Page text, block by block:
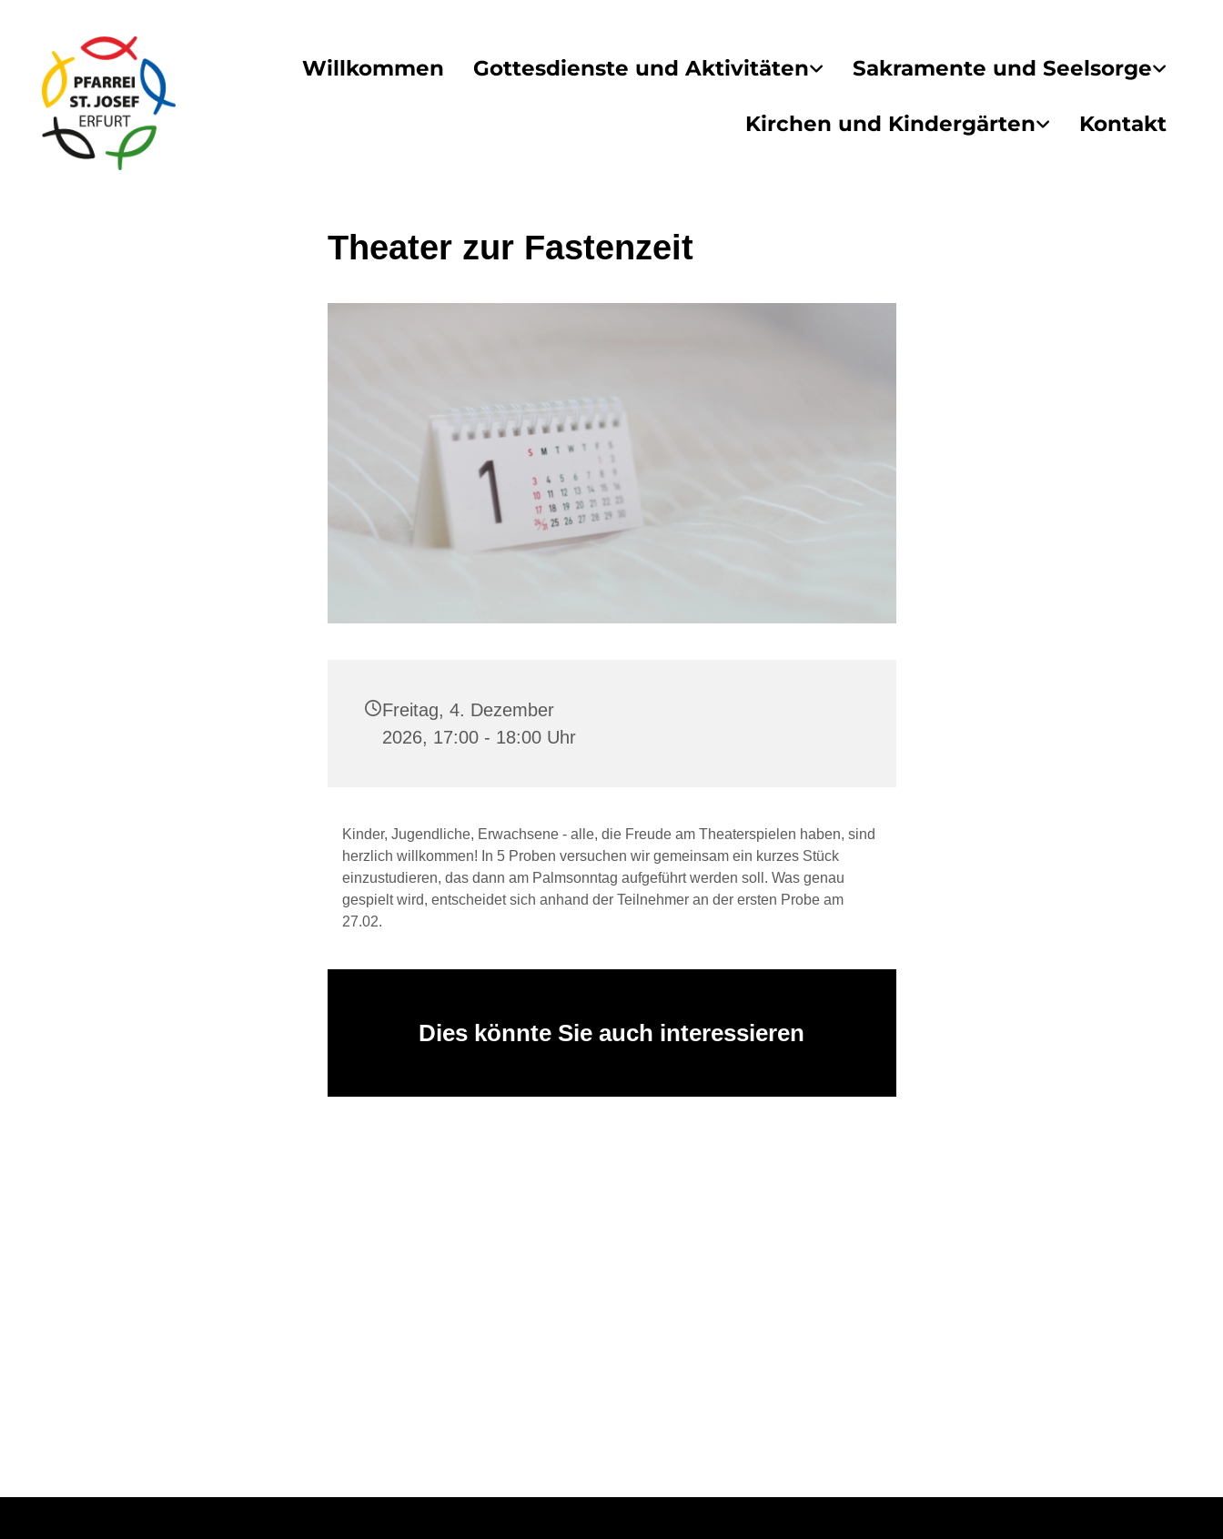
Willkommen Gottesdienste und Aktivitäten Sakramente und Seelsorge
Kirchen und Kindergärten Kontakt
Theater zur Fastenzeit
Freitag, 4. Dezember
2026, 17:00 - 18:00 Uhr
Kinder, Jugendliche, Erwachsene - alle, die Freude am Theaterspielen haben, sind
herzlich willkommen! In 5 Proben versuchen wir gemeinsam ein kurzes Stück
einzustudieren, das dann am Palmsonntag aufgeführt werden soll. Was genau
gespielt wird, entscheidet sich anhand der Teilnehmer an der ersten Probe am
27.02.
Dies könnte Sie auch interessieren